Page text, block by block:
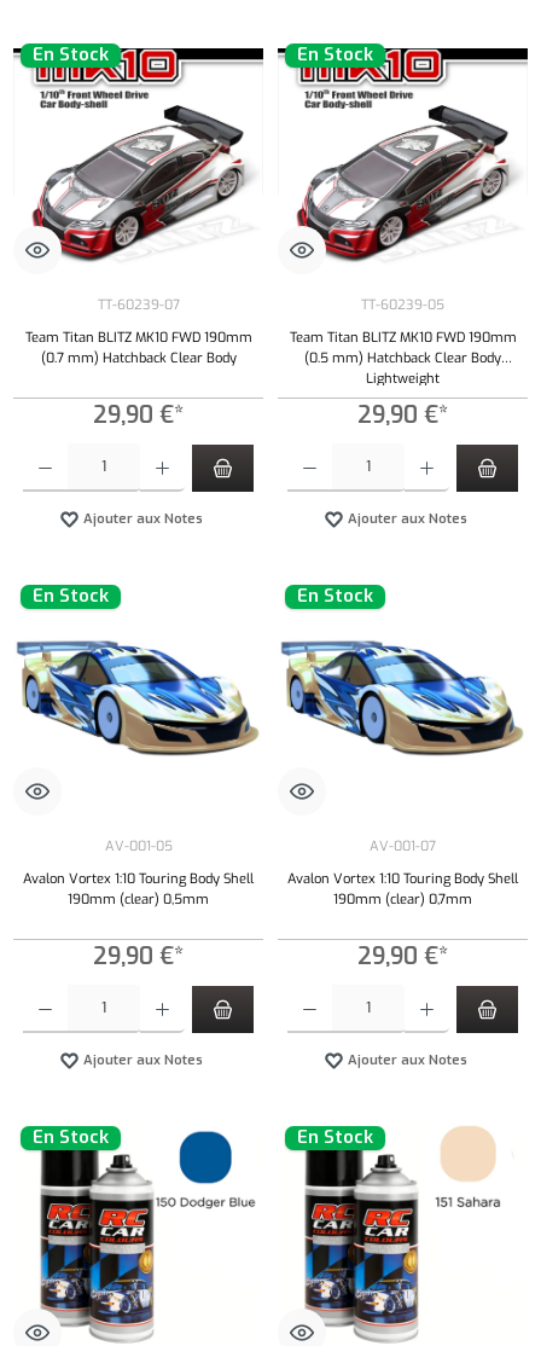
En Stock
TT-60239-07
Team Titan BLITZ MK10 FWD 190mm
(0.7 mm) Hatchback Clear Body
29,90 €*
Ajouter aux Notes
En Stock
TT-60239-05
Team Titan BLITZ MK10 FWD 190mm
(0.5 mm) Hatchback Clear Body
Lightweight
29,90 €*
Ajouter aux Notes
En Stock
AV-001-05
Avalon Vortex 1:10 Touring Body Shell
190mm (clear) 0,5mm
29,90 €*
Ajouter aux Notes
En Stock
AV-001-07
Avalon Vortex 1:10 Touring Body Shell
190mm (clear) 0,7mm
29,90 €*
Ajouter aux Notes
En Stock En Stock